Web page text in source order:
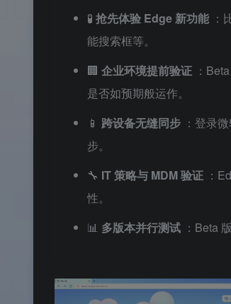
🧪 抢先体验 Edge 新功能 ：
能搜索框等。
🏢 企业环境提前验证 ：
是否如预期般运作。
📱 跨设备无缝同步 ：登录
步。
🔧 IT 策略与 MDM 验证 ：
性。
📊 多版本并行测试 ：Beta